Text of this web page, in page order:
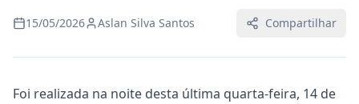
15/05/2026 Aslan Silva Santos Compartilhar
Foi realizada na noite desta última quarta-feira, 14 de